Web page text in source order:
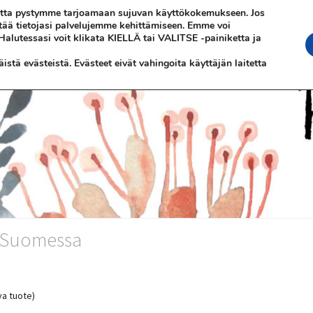
tuote)
pystymme tarjoamaan sujuvan käyttökokemukseen. Jos
tietojasi palvelujemme kehittämiseen. Emme voi
voit klikata KIELLÄ tai VALITSE -painiketta ja
evästeistä. Evästeet eivät vahingoita käyttäjän laitetta